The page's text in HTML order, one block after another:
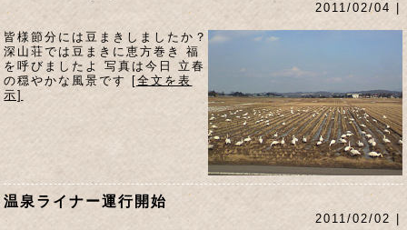
2011/02/04 |
皆様節分には豆まきしましたか？
深山荘では豆まきに恵方巻き 福
を呼びましたよ 写真は今日 立春
の穏やかな風景です
[全文を表
示]
温泉ライナー運行開始
2011/02/02 |